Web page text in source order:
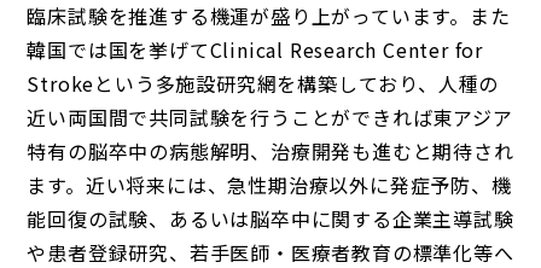
臨床試験を推進する機運が盛り上がっています。また
韓国では国を挙げてClinical Research Center for
Strokeという多施設研究網を構築しており、人種の
近い両国間で共同試験を行うことができれば東アジア
特有の脳卒中の病態解明、治療開発も進むと期待され
ます。近い将来には、急性期治療以外に発症予防、機
能回復の試験、あるいは脳卒中に関する企業主導試験
や患者登録研究、若手医師・医療者教育の標準化等へ